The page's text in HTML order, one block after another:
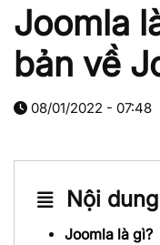
Joomla
bản về
08/01/2022 - 07:48
Nội
Joomla là gì?